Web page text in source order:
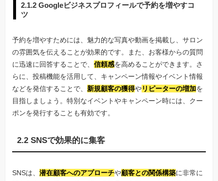
2.1.2 Googleビジネスプロフィールで予約を増やすコ
ツ
予約を増やすためには、魅力的な写真や動画を掲載し、サロン
の雰囲気を伝えることが効果的です。また、お客様からの質問
に迅速に回答することで、信頼感を高めることができます。さ
らに、投稿機能を活用して、キャンペーン情報やイベント情報
などを発信することで、 新規顧客の獲得やリピーターの増加を
目指しましょう。特別なイベントやキャンペーン時には、クー
ポンを発行することも有効です。
2.2 SNSで効果的に集客
SNSは、潜在顧客へのアプローチや顧客との関係構築に非常に